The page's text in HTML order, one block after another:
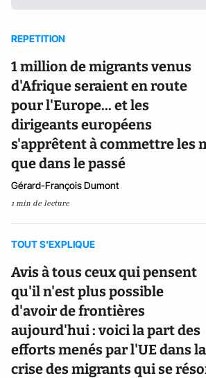
REPETITION
1 million de migrants venus
d'Afrique seraient en route
pour l'Europe... et les
dirigeants européens
s'apprêtent à commettre les
que dans le passé
Gérard-François Dumont
1 min de lecture
TOUT S'EXPLIQUE
Avis à tous ceux qui pensent
qu'il n'est plus possible
d'avoir de frontières
aujourd'hui : voici la part des
efforts menés par l'UE dans
crise des migrants qui se